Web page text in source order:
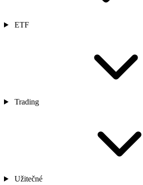
ETF
Trading
Užitečné